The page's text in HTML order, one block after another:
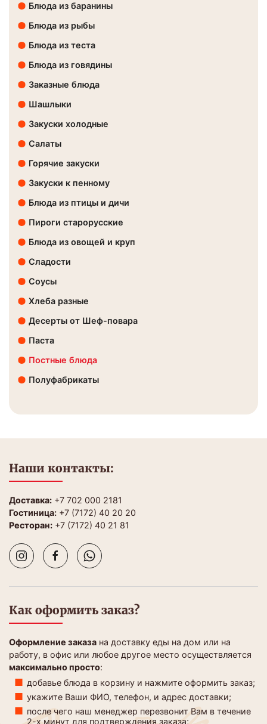
Блюда из баранины
Блюда из рыбы
Блюда из теста
Блюда из говядины
Заказные блюда
Шашлыки
Закуски холодные
Салаты
Горячие закуски
Закуски к пенному
Блюда из птицы и дичи
Пироги старорусские
Блюда из овощей и круп
Сладости
Соусы
Хлеба разные
Десерты от Шеф-повара
Паста
Постные блюда
Полуфабрикаты
Наши контакты:
Доставка: +7 702 000 2181
Гостиница: +7 (7172) 40 20 20
Ресторан: +7 (7172) 40 21 81
Как оформить заказ?
Оформление заказа на доставку еды на дом или на
работу, в офис или любое другое место осуществляется
максимально просто:
добавье блюда в корзину и нажмите оформить заказ;
укажите Ваши ФИО, телефон, и адрес доставки;
после чего наш менеджер перезвонит Вам в течение
2-х минут для подтверждения заказа;